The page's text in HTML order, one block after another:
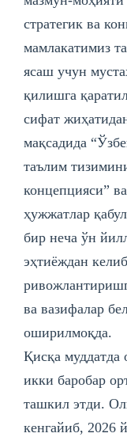
стратегик ва
мамлакатимиз
ясаш учун
қилишга
сифат
мақсадида
таълим
концепцияси”
ҳужжатлар
бир неча ўн
эҳтиёждан
ва вазифалар
оширилмоқда.
Қисқа муддатда
икки баробар
ташкил этди.
кенгайиб, 2026